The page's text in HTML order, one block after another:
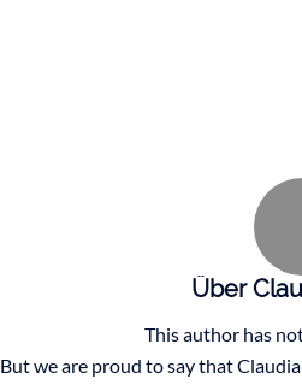
Über
This author has
But we are proud to say that